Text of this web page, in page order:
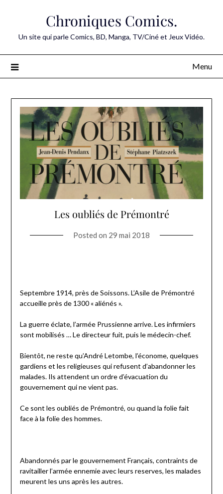
Chroniques Comics.
Un site qui parle Comics, BD, Manga, TV/Ciné et Jeux Vidéo.
Menu
Les oubliés de Prémontré
Posted on 29 mai 2018
Septembre 1914, près de Soissons. L’Asile de Prémontré
accueille près de 1300 « aliénés ».
La guerre éclate, l’armée Prussienne arrive. Les infirmiers
sont mobilisés … Le directeur fuit, puis le médecin-chef.
Bientôt, ne reste qu’André Letombe, l’économe, quelques
gardiens et les religieuses qui refusent d’abandonner les
malades. Ils attendent un ordre d’évacuation du
gouvernement qui ne vient pas.
Ce sont les oubliés de Prémontré, ou quand la folie fait
face à la folie des hommes.
Abandonnés par le gouvernement Français, contraints de
ravitailler l’armée ennemie avec leurs reserves, les malades
meurent les uns après les autres.